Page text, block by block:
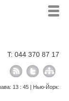
T: 044 370 87 17
13 : 45 | Нью-Йорк: